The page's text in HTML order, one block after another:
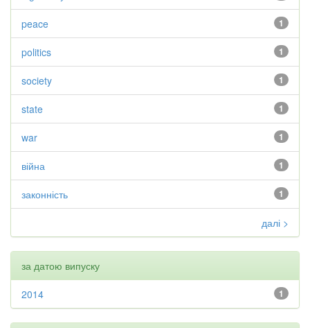
1
peace
1
politics
1
society
1
state
1
war
1
війна
1
законність
далі >
за датою випуску
1
2014